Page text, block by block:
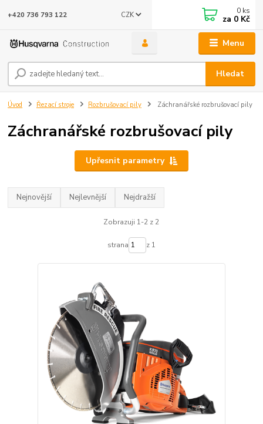
Menu
CZK
Hledat
+420 736 793 122 0 ks
za 0 Kč
Úvod Řezací stroje Rozbrušovací pily Záchranářské rozbrušovací pily
Záchranářské rozbrušovací pily
Upřesnit parametry
Nejnovější Nejlevnější Nejdražší
Zobrazuji 1-2 z 2
strana z 1